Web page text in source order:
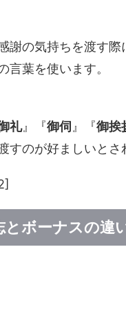
謝の気持ちを渡す際
言葉を使います。
礼』『御伺 』『御挨
すのが好ましいとさ
とボーナスの違